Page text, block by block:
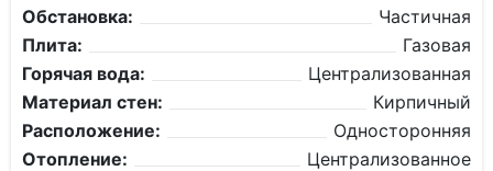
Обстановка:
Частичная
Плита:
Газовая
Горячая вода:
Централизованная
Материал стен:
Кирпичный
Расположение:
Односторонняя
Отопление:
Централизованное